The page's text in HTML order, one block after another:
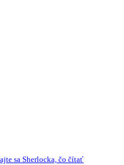
sa Sherlocka, čo čítať